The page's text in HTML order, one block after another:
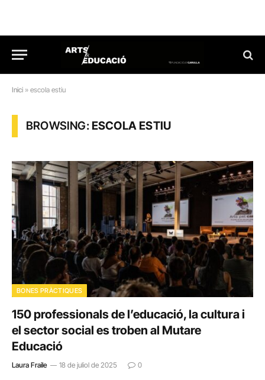
Inici » escola estiu
BROWSING:ESCOLA ESTIU
BONES PRÀCTIQUES
150 professionals de l’educació, la cultura i
el sector social es troben al Mutare
Educació
Laura Fraile 18 de juliol de 2025 0